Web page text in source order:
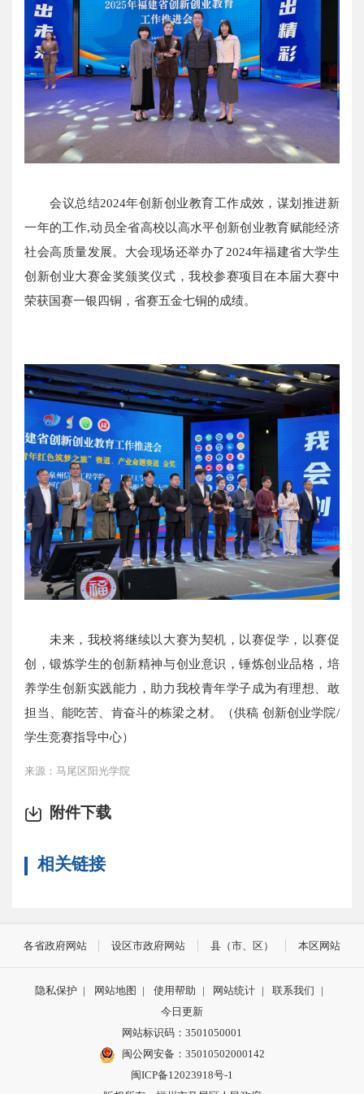
会议总结2024年创新创业教育工作成效，谋划推进新
一年的工作,动员全省高校以高水平创新创业教育赋能经济
社会高质量发展。大会现场还举办了2024年福建省大学生
创新创业大赛金奖颁奖仪式，我校参赛项目在本届大赛中
荣获国赛一银四铜，省赛五金七铜的成绩。
未来，我校将继续以大赛为契机，以赛促学，以赛促
创，锻炼学生的创新精神与创业意识，锤炼创业品格，培
养学生创新实践能力，助力我校青年学子成为有理想、敢
担当、能吃苦、肯奋斗的栋梁之材。（供稿 创新创业学院/
学生竞赛指导中心）
来源：马尾区阳光学院
附件下载
相关链接
各省政府网站 设区市政府网站 县（市、区） 本区网站
隐私保护 | 网站地图 | 使用帮助 | 网站统计 | 联系我们
|
今日更新
网站标识码：3501050001
闽公网安备：35010502000142
闽ICP备12023918号-1